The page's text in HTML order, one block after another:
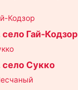
село Гай-Кодзор
село Сукко